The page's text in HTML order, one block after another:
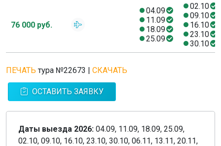
76 000 руб.
04.09
11.09
18.09
25.09
02.10
09.10
16.10
23.10
30.10
ПЕЧАТЬ тура №22673 | СКАЧАТЬ
ОСТАВИТЬ ЗАЯВКУ
Даты выезда 2026: 04.09, 11.09, 18.09, 25.09,
02.10, 09.10, 16.10, 23.10, 30.10, 06.11, 13.11, 20.11,